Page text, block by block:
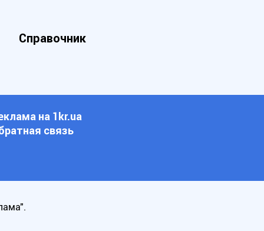
Справочник
на 1kr.ua
связь